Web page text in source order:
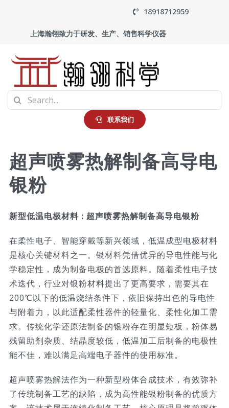
content
18918712959
上海瀚翎致力于研发、生产、销售科学仪器
首页
应用
走进瀚翎
技术服务
公司新闻
Search
for:
联系我们
超声喷雾热解制备高导电
银粉
新型低温电极材料 : 超声喷雾热解制备高导电银粉
在柔性电子、智能穿戴等新兴领域，低温成型电极材料
是核心关键材料之一。银材料凭借优异的导电性能与化
学稳定性，成为制备电极的首选原料。随着柔性电子技
术迭代，行业对银粉材料提出了更高要求，需要其在
200℃以下的低温烧结条件下，依旧保持出色的导电性
与附着力，以此适配柔性器件的轻量化、柔性化加工需
求。传统化学还原法制备的银粉存在明显短板，粉体易
残留助剂杂质、结晶度较低，低温加工后制备的电极性
能不佳，难以满足高端电子器件的使用标准。
超声喷雾热解法作为一种新型粉体合成技术，有效弥补
了传统制备工艺的缺陷，成为高性能银粉制备的优质方